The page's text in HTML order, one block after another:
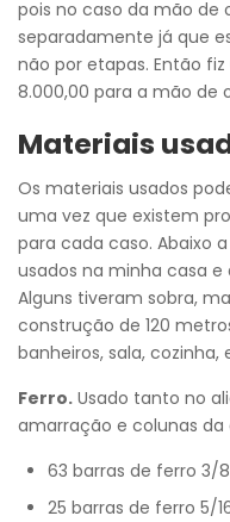
pois no caso da mão de
separadamente já que
não por etapas. Então
8.000,00 para a mão de
Materiais
Os materiais usados
uma vez que existem
para cada caso. Abaixo
usados na minha casa e
Alguns tiveram sobra,
construção de 120
banheiros, sala,
Ferro. Usado tanto no
amarração e colunas da
63 barras de ferro 3/8
25 barras de ferro 5/